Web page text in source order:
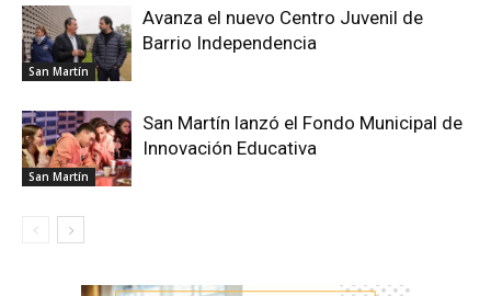
San Martín
Avanza el nuevo Centro Juvenil de
Barrio Independencia
San Martín
San Martín lanzó el Fondo Municipal de
Innovación Educativa